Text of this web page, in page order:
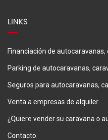
LINKS
Financiación de
Parking de autocaravanas,
Seguros para autocaravanas,
Venta a empresas de alquiler
¿Quiere vender su caravana o
Contacto